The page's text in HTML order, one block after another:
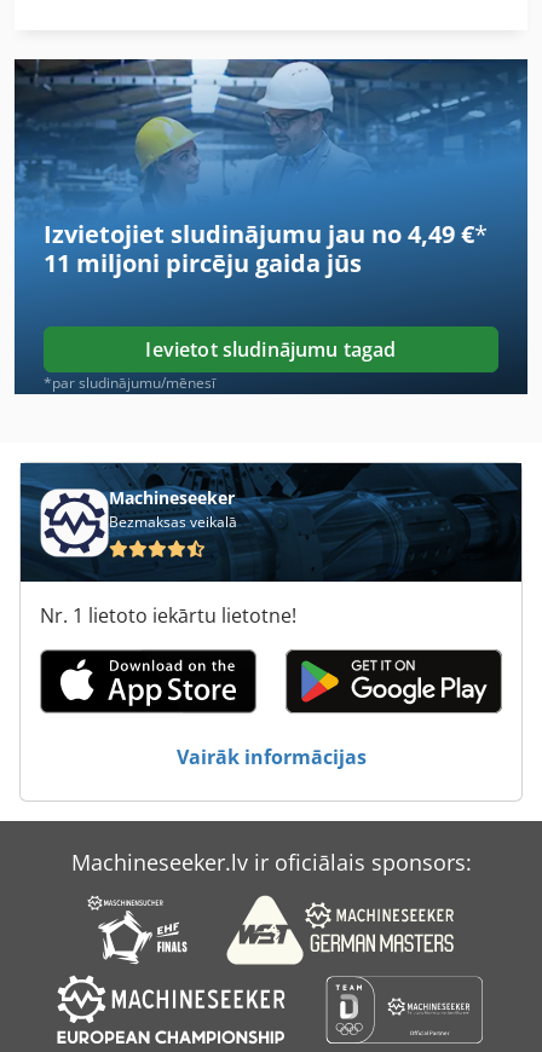
Bloku Iespiešanas Mašīnas
Bloku Veidošanas Mašīnas
Bloķēšanas Lodziņā Vienības
Blīvēšanas Mašīna Var
Blīvēšanas Mašīnas
Dmu 200
Dmu 200 P
Hbs 470
Kliedēja Mašīna
Ks 205
Nu 204
Numerācija Mašīnas
R 706
Rehm Rd 280
Rehm Rp 462
Izvietojiet sludinājumu jau no 4,49 €*
11 miljoni pircēju gaida jūs
Ievietot sludinājumu tagad
*par sludinājumu/mēnesī
Machineseeker
Bezmaksas veikalā
Nr. 1 lietoto iekārtu lietotne!
Vairāk informācijas
Machineseeker.lv ir oficiālais sponsors: